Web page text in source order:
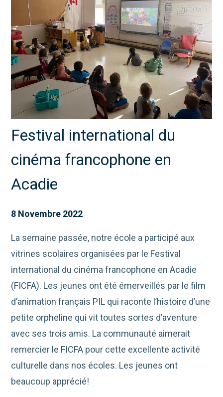
Festival international du
cinéma francophone en
Acadie
8 Novembre 2022
La semaine passée, notre école a participé aux
vitrines scolaires organisées par le Festival
international du cinéma francophone en Acadie
(FICFA). Les jeunes ont été émerveillés par le film
d’animation français PIL qui raconte l’histoire d’une
petite orpheline qui vit toutes sortes d’aventure
avec ses trois amis. La communauté aimerait
remercier le FICFA pour cette excellente activité
culturelle dans nos écoles. Les jeunes ont
beaucoup apprécié!